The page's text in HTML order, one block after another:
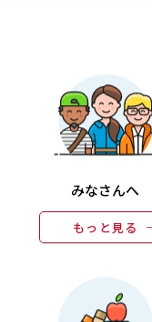
みなさんへ
もっと見る